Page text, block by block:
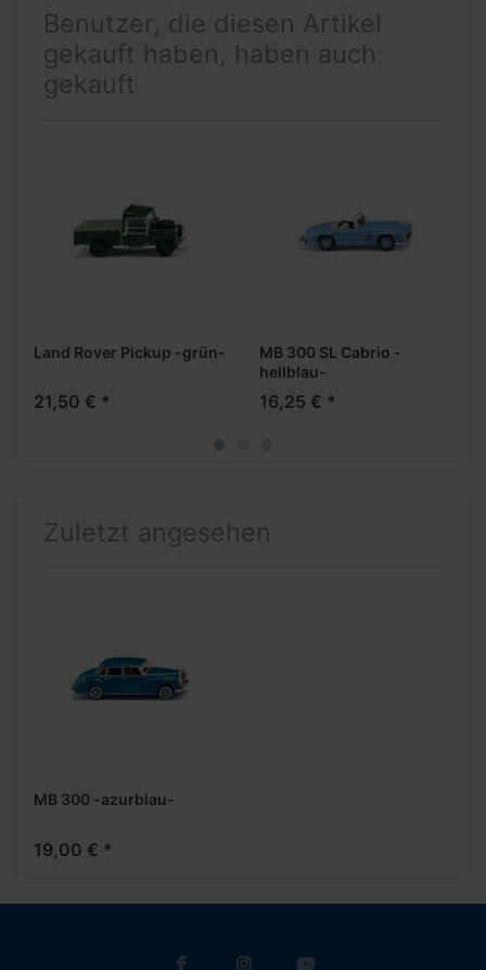
Benutzer, die diesen Artikel
gekauft haben, haben auch
gekauft
Land Rover Pickup -grün-
21,50 € *
MB 300 SL Cabrio -
hellblau-
16,25 € *
Zuletzt angesehen
MB 300 -azurblau-
19,00 € *